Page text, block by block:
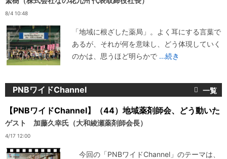
8/4 10:48
「地域に根ざした薬局」。よく耳にする言葉で
あるが、それが何を意味し、どう体現していく
のかは、思うほど明らかで ...続き
PNBワイドChannel
【PNBワイドChannel】（44）地域薬剤師会、どう動いた
ゲスト 加藤久幸氏（大和綾瀬薬剤師会長）
4/17 12:00
今回の「PNBワイドChannel」のテーマは、